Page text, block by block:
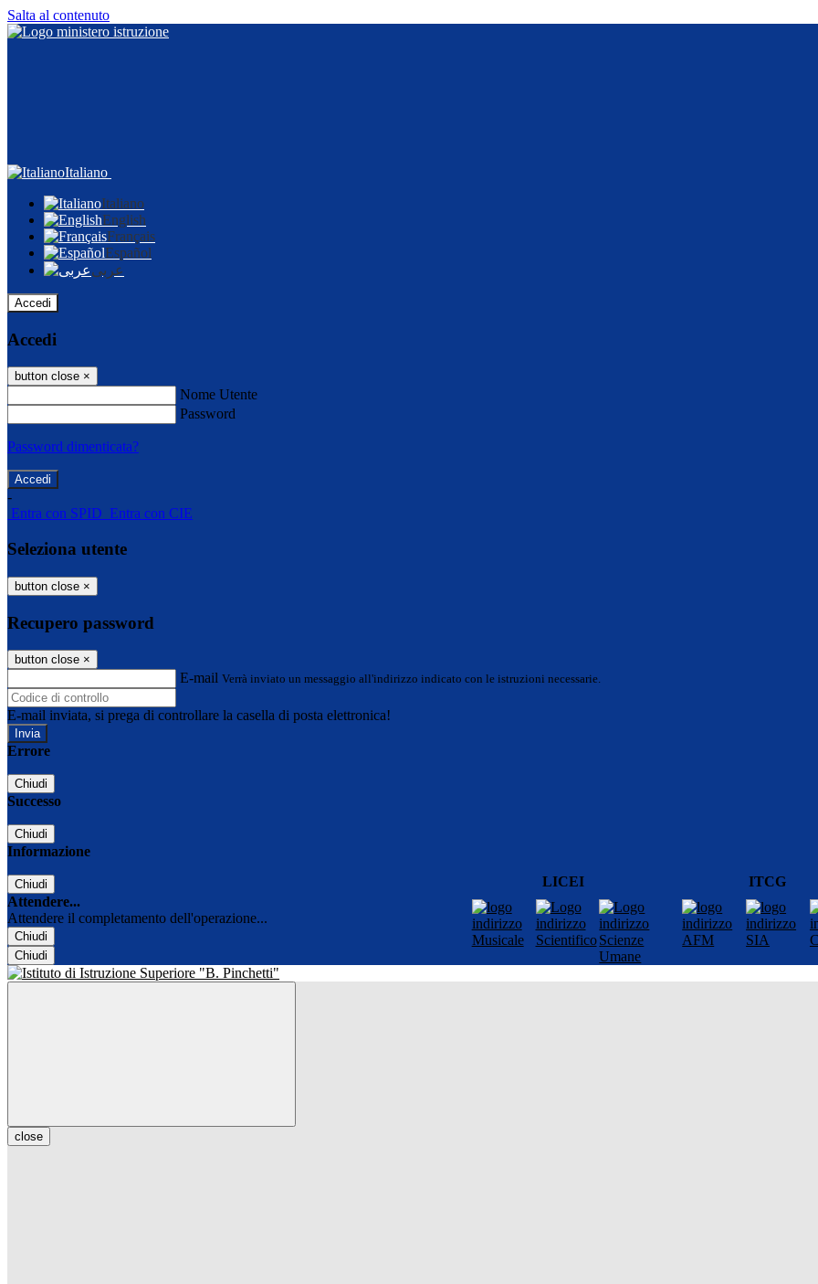
Salta al contenuto
Italiano
Italiano
English
Français
Español
عربى
Accedi
Accedi
button close ×
Nome Utente
Password
Password dimenticata?
-
Entra con SPID Entra con CIE
Seleziona utente
button close ×
Recupero password
button close ×
E-mail Verrà inviato un messaggio all'indirizzo indicato con le istruzioni necessarie.
E-mail inviata, si prega di controllare la casella di posta elettronica!
Errore
Chiudi
Successo
Chiudi
Informazione
Chiudi
Attendere...
Attendere il completamento dell'operazione...
Chiudi
Chiudi
LICEI ITCG
close